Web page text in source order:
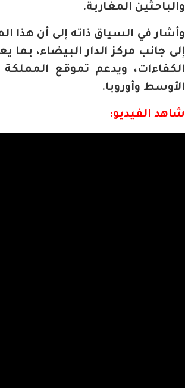
والباحثين المغاربة.
وأشار في السياق ذاته إلى أن هذا
إلى جانب مركز الدار البيضاء،
الكفاءات، ويدعم تموقع
الأوسط وأوروبا.
شاهد الفيديو: